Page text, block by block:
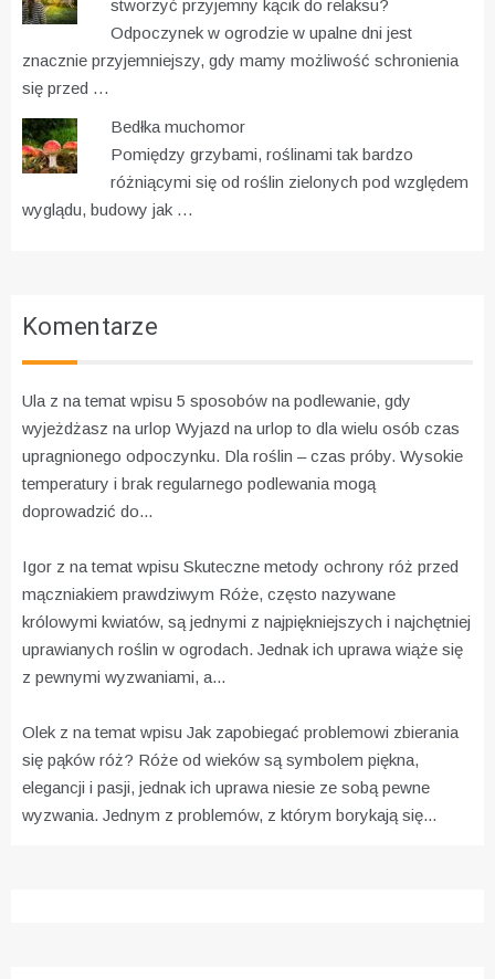
stworzyć przyjemny kącik do relaksu?
Odpoczynek w ogrodzie w upalne dni jest
znacznie przyjemniejszy, gdy mamy możliwość schronienia
się przed …
Bedłka muchomor
Pomiędzy grzybami, roślinami tak bardzo
różniącymi się od roślin zielonych pod względem
wyglądu, budowy jak …
Komentarze
Ula z na temat wpisu 5 sposobów na podlewanie, gdy
wyjeżdżasz na urlop Wyjazd na urlop to dla wielu osób czas
upragnionego odpoczynku. Dla roślin – czas próby. Wysokie
temperatury i brak regularnego podlewania mogą
doprowadzić do...
Igor z na temat wpisu Skuteczne metody ochrony róż przed
mączniakiem prawdziwym Róże, często nazywane
królowymi kwiatów, są jednymi z najpiękniejszych i najchętniej
uprawianych roślin w ogrodach. Jednak ich uprawa wiąże się
z pewnymi wyzwaniami, a...
Olek z na temat wpisu Jak zapobiegać problemowi zbierania
się pąków róż? Róże od wieków są symbolem piękna,
elegancji i pasji, jednak ich uprawa niesie ze sobą pewne
wyzwania. Jednym z problemów, z którym borykają się...